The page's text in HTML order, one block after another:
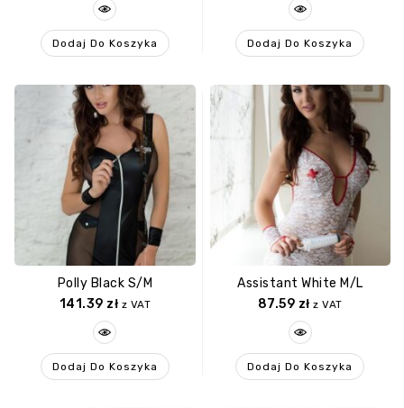
Dodaj Do Koszyka Dodaj Do Koszyka
Polly Black S/M
141.39 zł z VAT
Dodaj Do Koszyka
Assistant White M/L
87.59 zł z VAT
Dodaj Do Koszyka